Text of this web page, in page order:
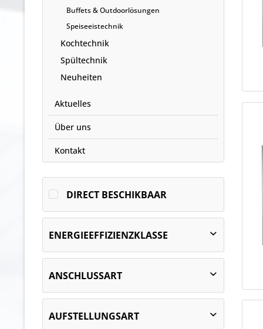
Buffets & Outdoorlösungen
Speiseeistechnik
Kochtechnik
Spültechnik
Neuheiten
Aktuelles
Über uns
Kontakt
DIRECT BESCHIKBAAR
ENERGIEEFFIZIENZKLASSE
C
D
ANSCHLUSSART
AUFSTELLUNGSART